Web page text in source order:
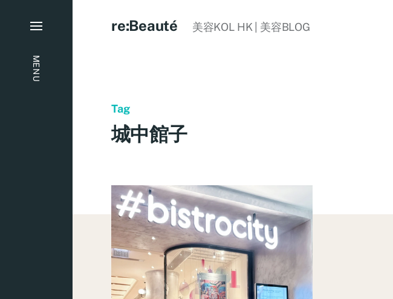
MENU
re:Beauté 美容KOL HK | 美容BLOG
Tag
城中館子